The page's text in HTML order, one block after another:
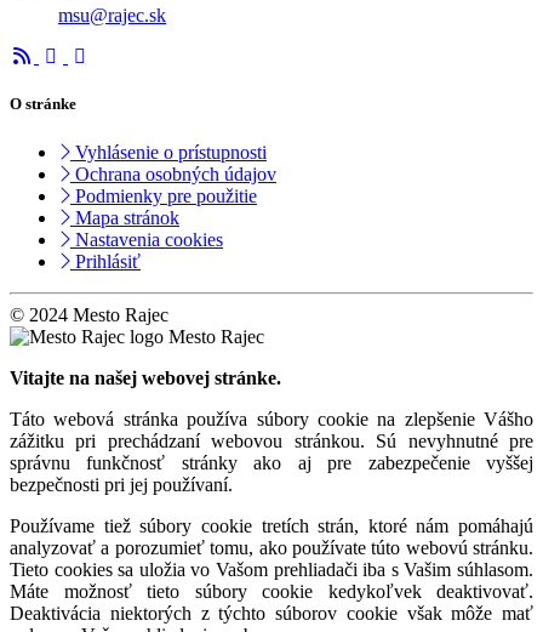
msu@rajec.sk
O stránke
Vyhlásenie o prístupnosti
Ochrana osobných údajov
Podmienky pre použitie
Mapa stránok
Nastavenia cookies
Prihlásiť
© 2024 Mesto Rajec
Mesto Rajec
Vitajte na našej webovej stránke.
Táto webová stránka používa súbory cookie na zlepšenie Vášho
zážitku pri prechádzaní webovou stránkou. Sú nevyhnutné pre
správnu funkčnosť stránky ako aj pre zabezpečenie vyššej
bezpečnosti pri jej používaní.
Používame tiež súbory cookie tretích strán, ktoré nám pomáhajú
analyzovať a porozumieť tomu, ako používate túto webovú stránku.
Tieto cookies sa uložia vo Vašom prehliadači iba s Vašim súhlasom.
Máte možnosť tieto súbory cookie kedykoľvek deaktivovať.
Deaktivácia niektorých z týchto súborov cookie však môže mať